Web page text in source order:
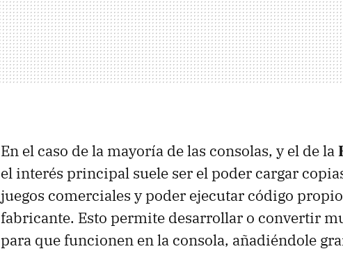
En el caso de la mayoría de las consolas, y el de la
el interés principal suele ser el poder cargar
juegos comerciales y poder ejecutar código
fabricante. Esto permite desarrollar o convertir
para que funcionen en la consola, añadiéndole